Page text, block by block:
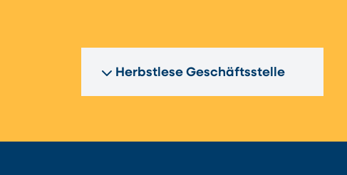
Herbstlese Geschäftsstelle